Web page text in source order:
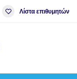
Λίστα επιθυμητών